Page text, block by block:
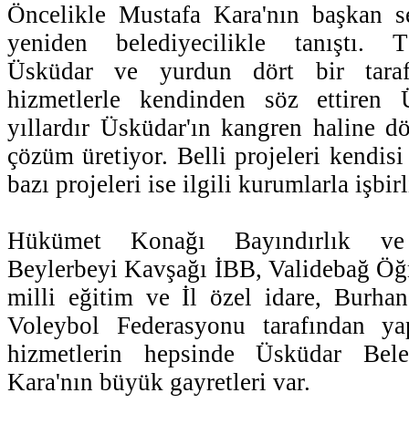
Öncelikle Mustafa Kara'nın başkan
yeniden belediyecilikle tanıştı.
Üsküdar ve yurdun dört bir
hizmetlerle kendinden söz ettiren
yıllardır Üsküdar'ın kangren haline
çözüm üretiyor. Belli projeleri
bazı projeleri ise ilgili kurumlarla
Hükümet Konağı Bayındırlık
Beylerbeyi Kavşağı İBB, Validebağ
milli eğitim ve İl özel idare,
Voleybol Federasyonu tarafından
hizmetlerin hepsinde Üsküdar
Kara'nın büyük gayretleri var.